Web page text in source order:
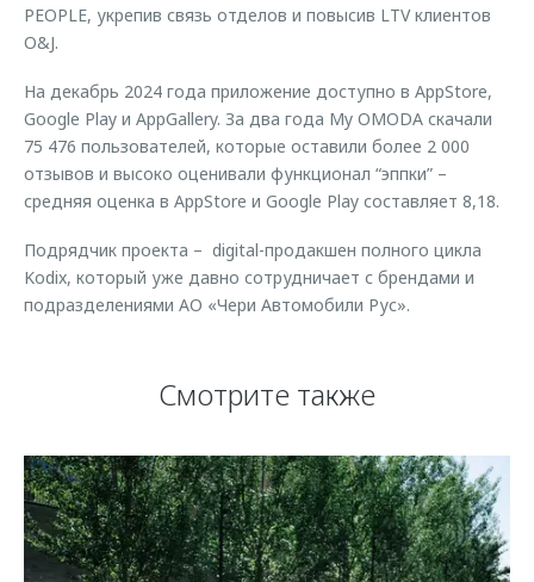
PEOPLE, укрепив связь отделов и повысив LTV клиентов
O&J.
На декабрь 2024 года приложение доступно в AppStore,
Google Play и AppGallery. За два года My OMODA скачали
75 476 пользователей, которые оставили более 2 000
отзывов и высоко оценивали функционал “эппки” –
средняя оценка в AppStore и Google Play составляет 8,18.
Подрядчик проекта – digital-продакшен полного цикла
Kodix, который уже давно сотрудничает с брендами и
подразделениями АО «Чери Автомобили Рус».
Смотрите также